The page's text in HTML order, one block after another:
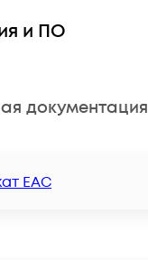
и ПО
документация
ЕАС